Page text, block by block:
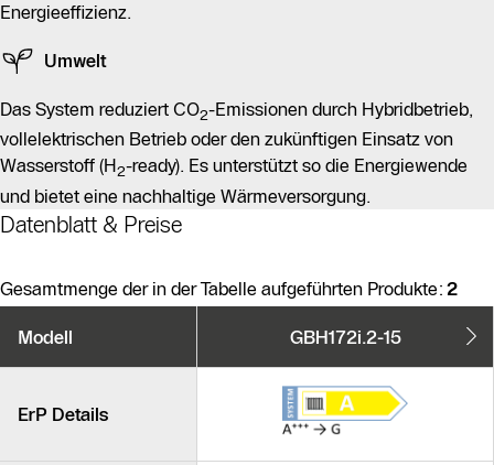
Energieeffizienz.
Umwelt
Das System reduziert CO2-Emissionen durch Hybridbetrieb,
vollelektrischen Betrieb oder den zukünftigen Einsatz von
Wasserstoff (H2-ready). Es unterstützt so die Energiewende
und bietet eine nachhaltige Wärmeversorgung.
Datenblatt & Preise
Gesamtmenge der in der Tabelle aufgeführten Produkte: 2
Modell GBH172i.2-15
ErP Details